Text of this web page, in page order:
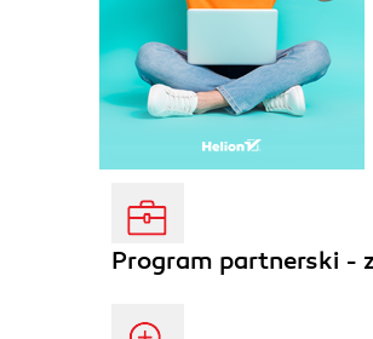
Program partnerski -